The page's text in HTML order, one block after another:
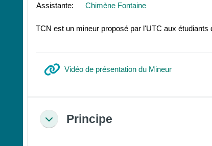
Assistante:
Chimène Fontaine
TCN est un mineur proposé par l'UTC aux
Vidéo de présentation du MineurURL
ReplierPrincipe